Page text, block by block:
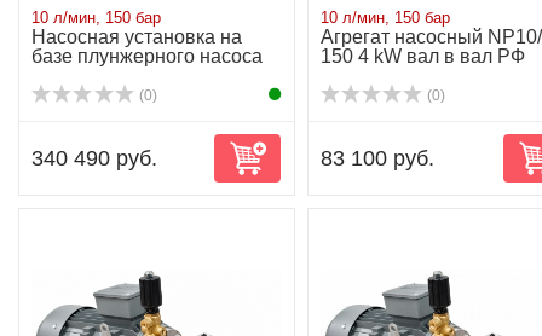
10 л/мин, 150 бар
Насосная установка на
базе плунжерного насоса
(0)
340 490 руб.
10 л/мин, 150 бар
Агрегат насосный
150 4 kW вал в вал РФ
(0)
83 100 руб.